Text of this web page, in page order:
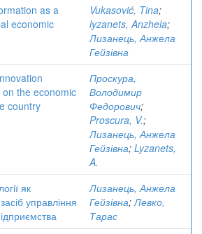
as a
economic
Vukasović, Tina;
lyzanets, Anzhela;
Лизанець, Анжела
Гейзівна
the economic
country
Проскура,
Володимир
Федорович;
Proscura, V.;
Лизанець, Анжела
Гейзівна; Lyzanets,
A.
як
управління
Лизанець, Анжела
Гейзівна;Левко,
Тарас